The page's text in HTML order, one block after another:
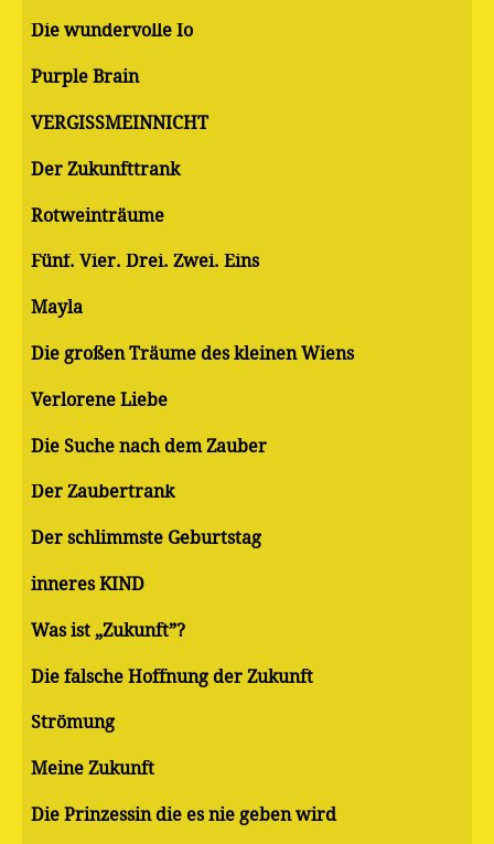
Die wundervolle Io
Purple Brain
VERGISSMEINNICHT
Der Zukunfttrank
Rotweinträume
Fünf. Vier. Drei. Zwei. Eins
Mayla
Die großen Träume des kleinen Wiens
Verlorene Liebe
Die Suche nach dem Zauber
Der Zaubertrank
Der schlimmste Geburtstag
inneres KIND
Was ist „Zukunft”?
Die falsche Hoffnung der Zukunft
Strömung
Meine Zukunft
Die Prinzessin die es nie geben wird